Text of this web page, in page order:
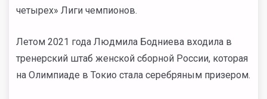
четырех» Лиги чемпионов.
Летом 2021 года Людмила Бодниева входила в
тренерский штаб женской сборной России, которая
на Олимпиаде в Токио стала серебряным призером.